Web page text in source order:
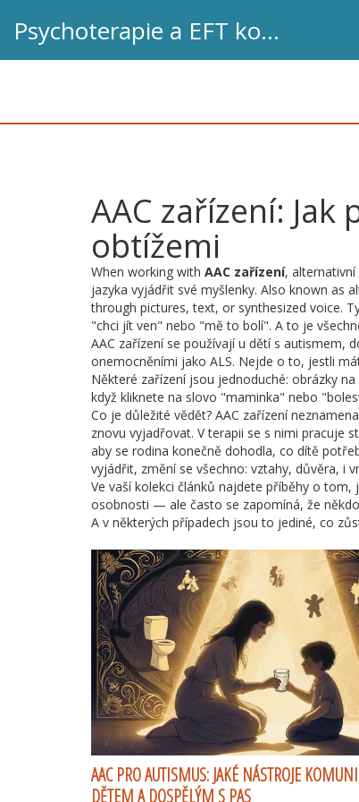
Psychoterapie a EFT koučink
AAC zařízení:
obtížemi
When working with AAC zařízení,
jazyka vyjádřit své myšlenky. Also known as
through pictures, text, or synthesized voice.
"chci jít ven" nebo "mě to bolí". A to je
AAC zařízení se používají u dětí s autismem,
onemocněními jako ALS. Nejde o to, jestli
Některé zařízení jsou jednoduché: obrázky
když kliknete na slovo "maminka" nebo
Co je důležité vědět? AAC zařízení
znovu vyjadřovat. V terapii se s nimi pracuje
aby se rodina konečně dohodla, co dítě
vyjádřit, změní se všechno: vztahy, důvěra, i
Ve vaší kolekci článků najdete příběhy o
osobnosti — ale často se zapomíná, že
A v některých případech jsou to jediné, co
AAC PRO AUTISMUS: JAKÉ NÁSTROJE
DĚTEM A DOSPĚLÝM S PAS